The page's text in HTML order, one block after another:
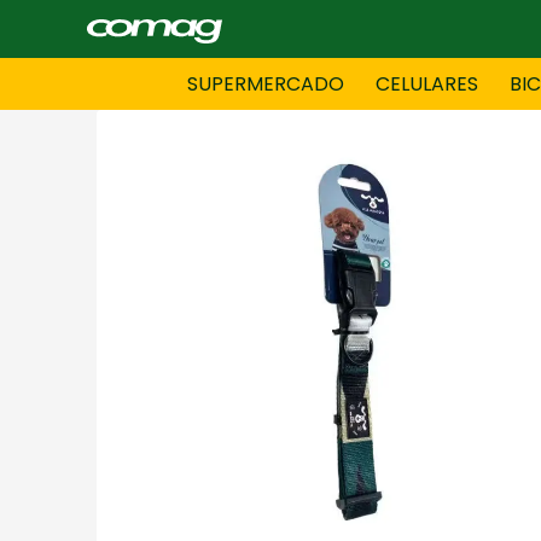
SUPERMERCADO CELULARES
DAMAS CONFECCIONES
HOMBRES CONFECCIONES